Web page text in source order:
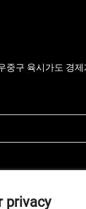
중구 육시가도 경
privacy